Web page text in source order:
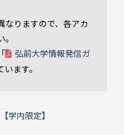
なりますので、各アカ
弘前大学情報発信ガ
ます。
学内限定】